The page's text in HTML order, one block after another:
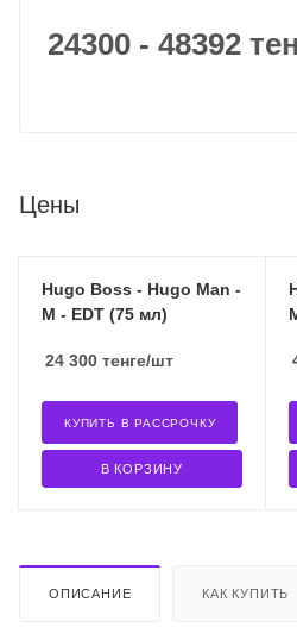
24300 - 48392
Цены
Hugo Boss - Hugo Man -
M - EDT (75 мл)
24 300 тенге/шт
В КОРЗИНУ
КУПИТЬ В РАССРОЧКУ
ОПИСАНИЕ КАК КУПИТЬ